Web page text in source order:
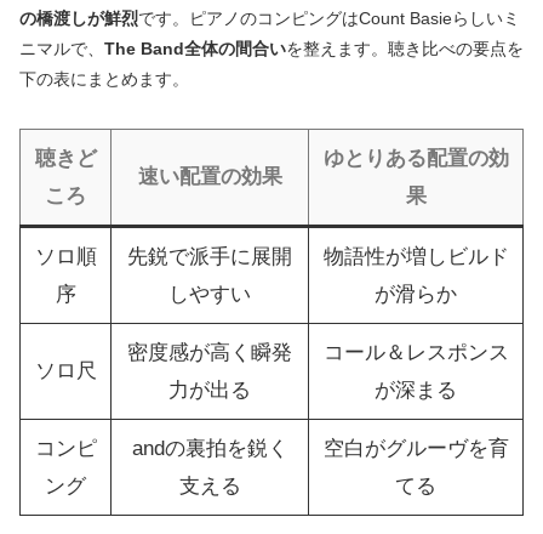
の橋渡しが鮮烈です。ピアノのコンピングはCount Basieらしいミ
ニマルで、 The Band全体の間合いを整えます。聴き比べの要点を
下の表にまとめます。
聴きど
ころ
速い配置の効果
ゆとりある配置の効
果
ソロ順
序
先鋭で派手に展開
しやすい
物語性が増しビルド
が滑らか
ソロ尺
密度感が高く瞬発
力が出る
コール＆レスポンス
が深まる
コンピ
ング
andの裏拍を鋭く
支える
空白がグルーヴを育
てる